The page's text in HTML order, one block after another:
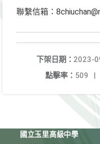
聯繫信箱：
下架日期： 2023-
點擊率： 509 |
國立玉里高級中學